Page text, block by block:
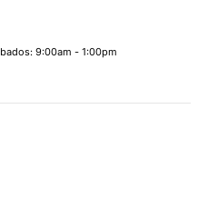
9:00am - 1:00pm